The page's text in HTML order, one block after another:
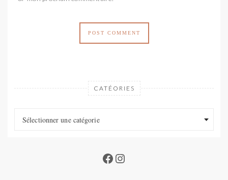
CATÉORIES
Sélectionner une catégorie
Facebook
Instagram